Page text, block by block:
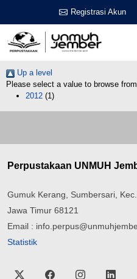
Registrasi Akun
Up a level
Please select a value to browse
2012 (1)
Perpustakaan UNMUH
Gumuk Kerang, Sumbersari,
Jawa Timur 68121
Email :
Statistik